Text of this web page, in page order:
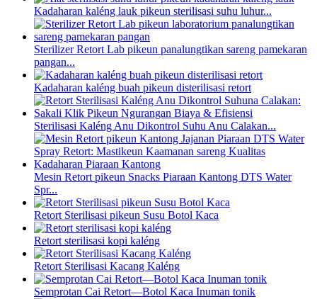
Kadaharan kaléng lauk pikeun sterilisasi suhu luhur...
Sterilizer Retort Lab pikeun panalungtikan sareng pamekaran
pangan...
Kadaharan kaléng buah pikeun disterilisasi retort
Sterilisasi Kaléng Anu Dikontrol Suhu Anu Calakan...
Mesin Retort pikeun Snacks Piaraan Kantong DTS Water
Spr...
Retort Sterilisasi pikeun Susu Botol Kaca
Retort sterilisasi kopi kaléng
Retort Sterilisasi Kacang Kaléng
Semprotan Cai Retort—Botol Kaca Inuman tonik